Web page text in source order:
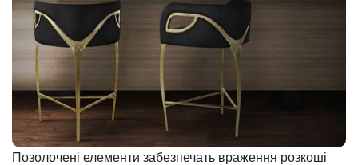
Позолочені елементи забезпечать враження розкоші